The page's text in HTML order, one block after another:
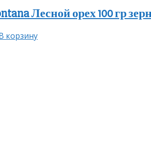
Лесной орех 100 гр
корзину